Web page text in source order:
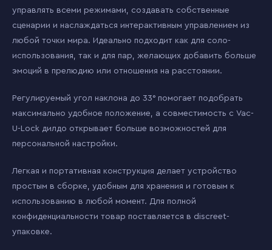
управлять всеми режимами, создавать собственные
сценарии и наслаждаться интерактивным управлением из
любой точки мира. Идеально подходит как для соло-
использования, так и для пар, желающих добавить больше
эмоций в прелюдию или отношения на расстоянии.
Регулируемый угол наклона до 33° помогает подобрать
максимально удобное положение, а совместимость с Vac-
U-Lock дилдо открывает больше возможностей для
персональной настройки.
Легкая и портативная конструкция делает устройство
простым в сборке, удобным для хранения и готовым к
использованию в любой момент. Для полной
конфиденциальности товар поставляется в discreet-
упаковке.